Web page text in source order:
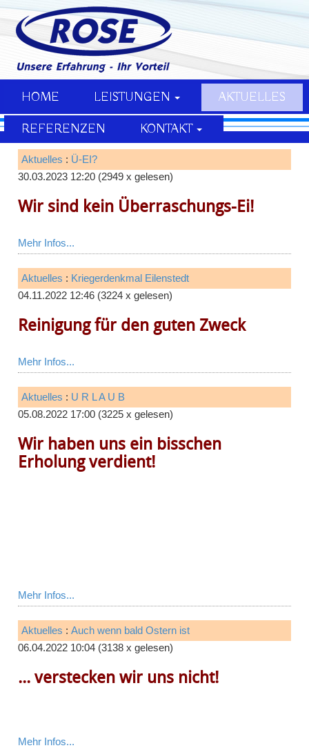
HOME LEISTUNGEN AKTUELLES
REFERENZEN KONTAKT
Aktuelles : Ü-EI?
30.03.2023 12:20 (2949 x gelesen)
Wir sind kein Überraschungs-Ei!
Mehr Infos...
Aktuelles : Kriegerdenkmal Eilenstedt
04.11.2022 12:46 (3224 x gelesen)
Reinigung für den guten Zweck
Mehr Infos...
Aktuelles : U R L A U B
05.08.2022 17:00 (3225 x gelesen)
Wir haben uns ein bisschen
Erholung verdient!
Mehr Infos...
Aktuelles :Auch wenn bald Ostern ist
06.04.2022 10:04 (3138 x gelesen)
... verstecken wir uns nicht!
Mehr Infos...